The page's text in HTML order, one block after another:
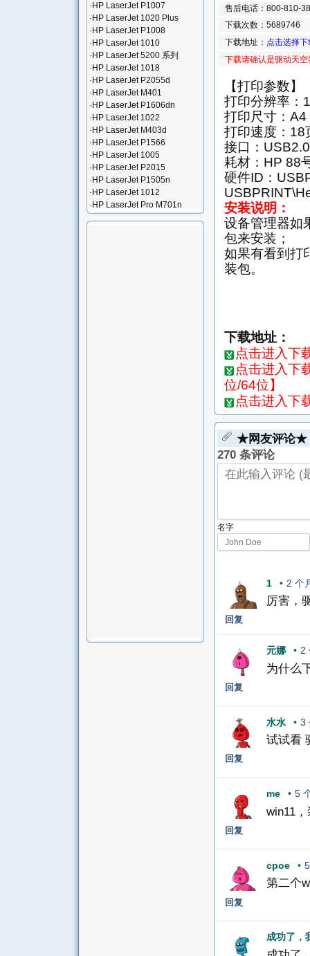
售后电话：800-810-
下载次数：5689746
下载地址： 点击选择
下载请确认是驱动天
【打印参数】
打印分辨率：
打印尺寸：A4
打印速度：18
接口：USB2.0
耗材：HP 88
硬件ID：
安装说明：
设备管理器如
包来安装；
如果有看到打
装包。
下载地址：
点击进入下
点击进入下
位/64位】
点击进入下
★网友评论★
270 条评论
名字
1 • 2 个
厉害，
回复
元娜 • 2
为什么
回复
水水 • 3
试试看
回复
me • 5
win11
回复
cpoe •
第二个
回复
成功了，
· HP LaserJet P1007
· HP LaserJet 1020 Plus
· HP LaserJet P1008
· HP LaserJet 1010
· HP LaserJet 5200 系列
· HP LaserJet 1018
· HP LaserJet P2055d
· HP LaserJet M401
· HP LaserJet P1606dn
· HP LaserJet 1022
· HP LaserJet M403d
· HP LaserJet P1566
· HP LaserJet 1005
· HP LaserJet P2015
· HP LaserJet P1505n
· HP LaserJet 1012
· HP LaserJet Pro M701n